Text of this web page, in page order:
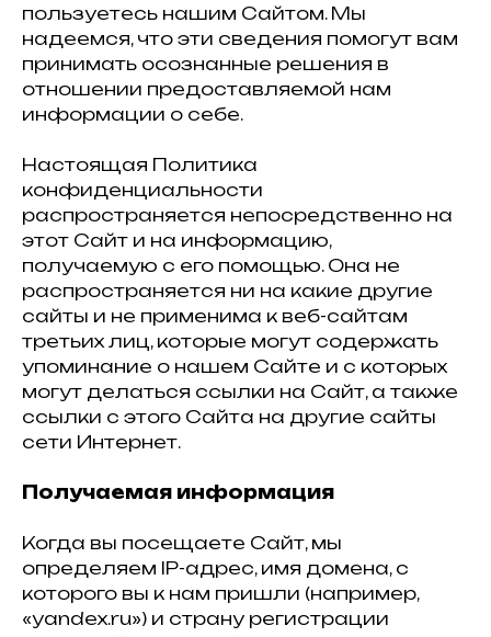
пользуетесь нашим Сайтом. Мы
надеемся, что эти сведения помогут вам
принимать осознанные решения в
отношении предоставляемой нам
информации о себе.
Настоящая Политика
конфиденциальности
распространяется непосредственно на
этот Сайт и на информацию,
получаемую с его помощью. Она не
распространяется ни на какие другие
сайты и не применима к веб-сайтам
третьих лиц, которые могут содержать
упоминание о нашем Сайте и с которых
могут делаться ссылки на Сайт, а также
ссылки с этого Сайта на другие сайты
сети Интернет.
Получаемая информация
Когда вы посещаете Сайт, мы
определяем IP-адрес, имя домена, с
которого вы к нам пришли (например,
«yandex.ru») и страну регистрации